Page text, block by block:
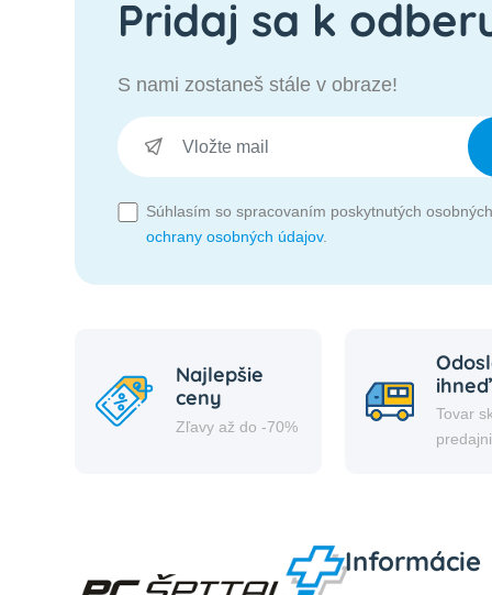
Pridaj sa k
S nami zostaneš stále v obraze!
Súhlasím so spracovaním poskytnutých
ochrany osobných údajov.
Najlepšie
ceny
Zľavy až do -70%
ihneď
Tovar
predajni
Informácie